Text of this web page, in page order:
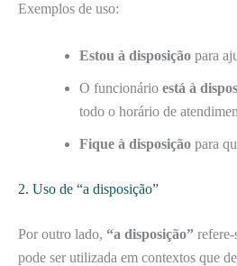
Exemplos de uso:
Estou à disposição para
O funcionário está à
todo o horário de
Fique à disposição para
2. Uso de “a disposição”
Por outro lado, “a disposição” refere-
pode ser utilizada em contextos que